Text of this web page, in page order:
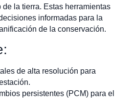
de la tierra. Estas herramientas
informadas para la
de la conservación.
de alta resolución para
persistentes (PCM) para el